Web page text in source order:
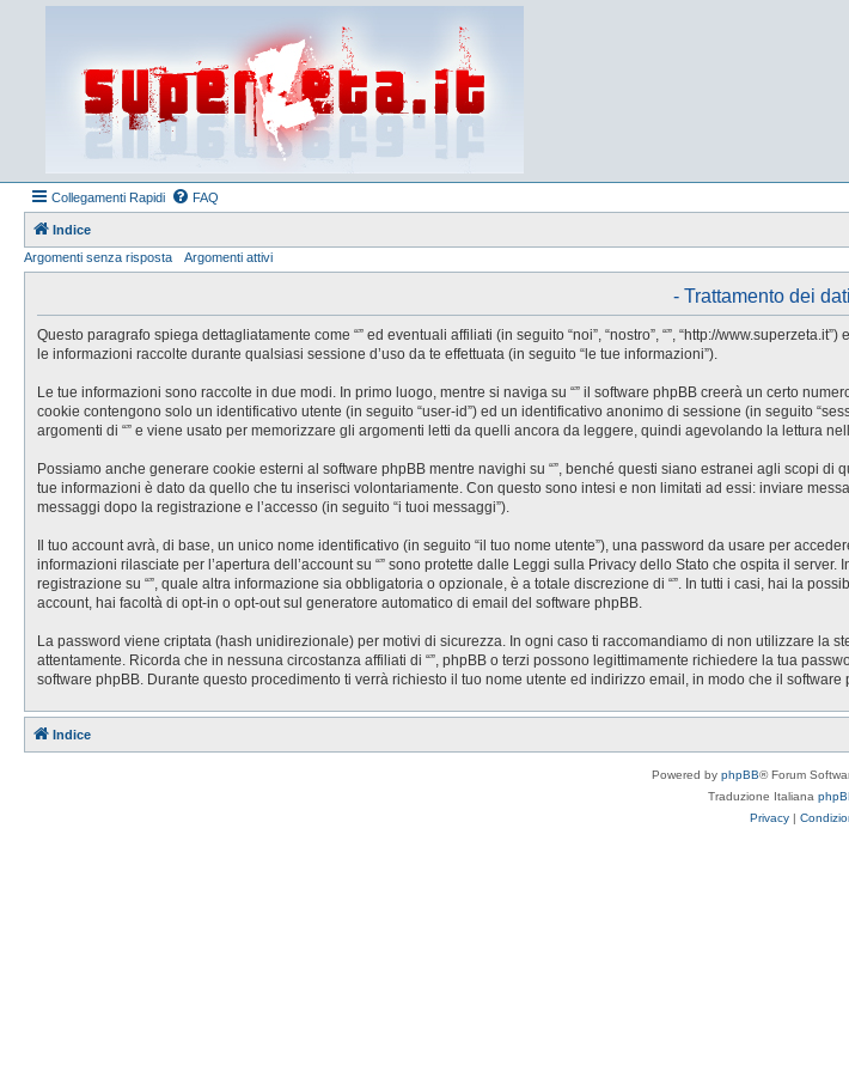
Collegamenti Rapidi FAQ
Indice
Argomenti senza risposta
Argomenti attivi
- Trattamento dei
Questo paragrafo spiega dettagliatamente come “” ed eventuali affiliati (in seguito “noi”, “nostro”, “”, “http://
le informazioni raccolte durante qualsiasi sessione d’uso da te effettuata (in seguito “le tue informazioni”).
Le tue informazioni sono raccolte in due modi. In primo luogo, mentre si naviga su “” il software phpBB creerà un certo
cookie contengono solo un identificativo utente (in seguito “user-id”) ed un identificativo anonimo di sessione (in seguito
argomenti di “” e viene usato per memorizzare gli argomenti letti da quelli ancora da leggere, quindi agevolando la lettura
Possiamo anche generare cookie esterni al software phpBB mentre navighi su “”, benché questi siano estranei agli scopi
tue informazioni è dato da quello che tu inserisci volontariamente. Con questo sono intesi e non limitati ad essi: inviare
messaggi dopo la registrazione e l’accesso (in seguito “i tuoi messaggi”).
Il tuo account avrà, di base, un unico nome identificativo (in seguito “il tuo nome utente”), una password da usare per
informazioni rilasciate per l’apertura dell’account su “” sono protette dalle Leggi sulla Privacy dello Stato che ospita il
registrazione su “”, quale altra informazione sia obbligatoria o opzionale, è a totale discrezione di “”. In tutti i casi, hai la
account, hai facoltà di opt-in o opt-out sul generatore automatico di email del software phpBB.
La password viene criptata (hash unidirezionale) per motivi di sicurezza. In ogni caso ti raccomandiamo di non utilizzare la
attentamente. Ricorda che in nessuna circostanza affiliati di “”, phpBB o terzi possono legittimamente richiedere la tua
software phpBB. Durante questo procedimento ti verrà richiesto il tuo nome utente ed indirizzo email, in modo che il
Indice
Powered by phpBB® Forum
Traduzione Italiana
Privacy |